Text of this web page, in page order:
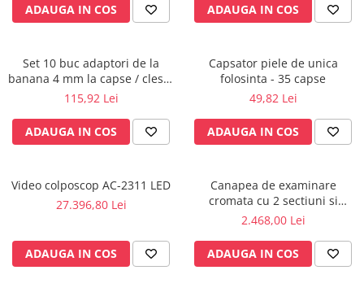
Electrozi neutri
Radiocautere
Aspiratoare de fum
Criocautere
Consumabile medicale si Accesorii
Hartie
Geluri
Filtre antibacteriene si antivirale
ADAUGA IN COS ADAUGA IN COS
Set 10 buc adaptori de la
banana 4 mm la capse / cleste
ekg
115,92 Lei
ADAUGA IN COS
Capsator piele de unica
folosinta - 35 capse
49,82 Lei
ADAUGA IN COS
Video colposcop AC-2311 LED
27.396,80 Lei
ADAUGA IN COS
Canapea de examinare
cromata cu 2 sectiuni si
suport rola inclus
2.468,00 Lei
ADAUGA IN COS